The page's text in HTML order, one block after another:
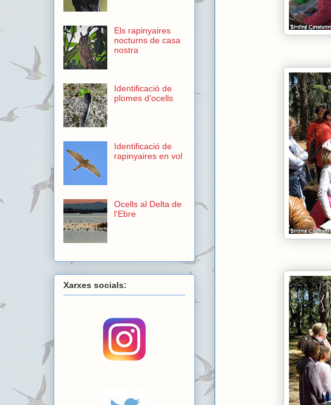
Els rapinyaires
nocturns de casa
nostra
Identificació de
plomes d'ocells
Identificació de
rapinyaires en vol
Ocells al Delta de
l'Ebre
Xarxes socials: